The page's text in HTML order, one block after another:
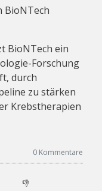
BioNTech ein
Forschung
durch
zu stärken
Krebstherapien
0 Kommentare
👎